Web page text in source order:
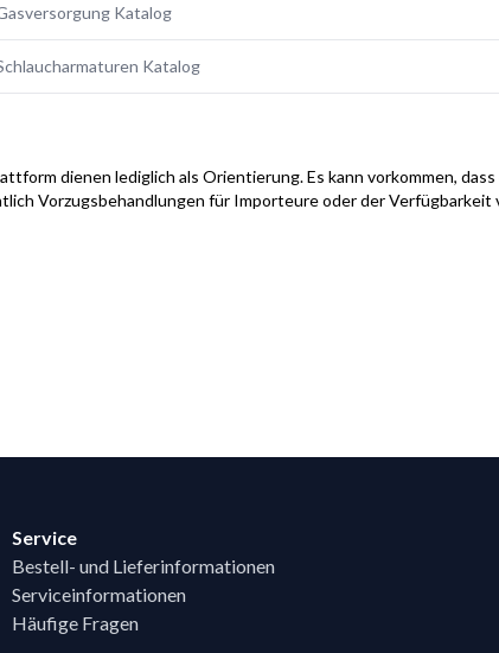
Katalog
Katalog
dienen lediglich als Orientierung. Es kann vorkommen,
Vorzugsbehandlungen für Importeure oder der Verfügbarkeit
Service
Bestell- und Lieferinformationen
Serviceinformationen
Häufige Fragen